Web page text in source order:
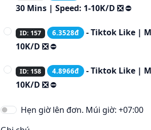
30 Mins | Speed: 1-10K/D ❎⛔
ID: 157 6.3528đ
- Tiktok Like |
10K/D ❎⛔
ID: 158 4.8966đ
- Tiktok Like |
10K/D ❎⛔
Hẹn giờ lên đơn. Múi giờ: +07:00